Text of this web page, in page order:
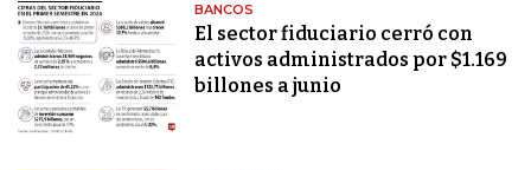
BANCOS
El sector fiduciario cerró con
activos administrados por $1.169
billones a junio